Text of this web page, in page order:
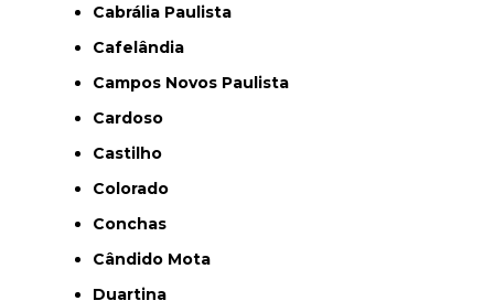
Cabrália Paulista
Cafelândia
Campos Novos Paulista
Cardoso
Castilho
Colorado
Conchas
Cândido Mota
Duartina